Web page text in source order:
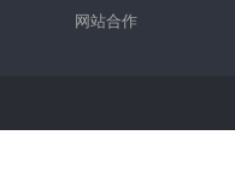
网站合作